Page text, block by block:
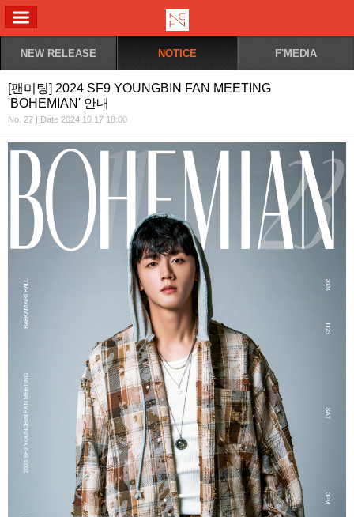
NEW RELEASE NOTICE F'MEDIA
[팬미팅] 2024 SF9 YOUNGBIN FAN MEETING
'BOHEMIAN' 안내
No. 27 | Date 2024.10.17 18:00